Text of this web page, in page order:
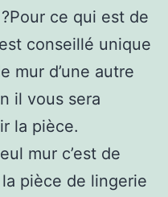
ce qui est de
conseillé unique
mur d’une autre
il vous sera
la pièce.
mur c’est de
pièce de lingerie